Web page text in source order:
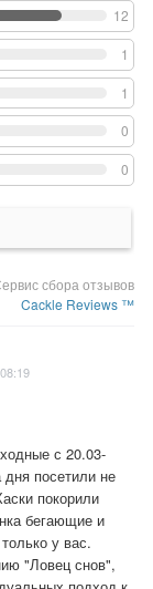
12
1
1
0
0
сбора отзывов
Cackle Reviews ™
с 20.03-
посетили не
покорили
бегающие и
у вас.
"Ловец снов",